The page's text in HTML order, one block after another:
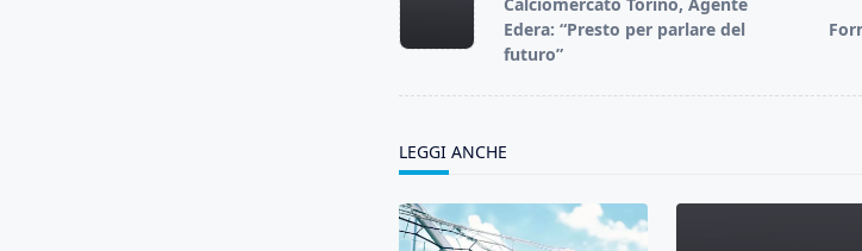
subtitle
screen-
Edera: “Presto per parlare del
futuro”
LEGGI ANCHE